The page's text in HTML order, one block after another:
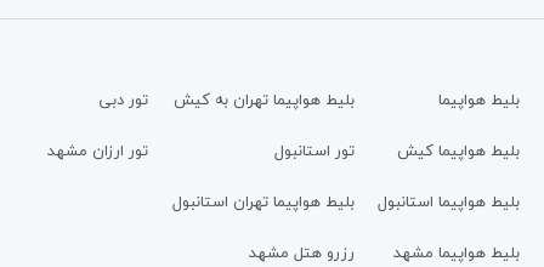
بلیط هواپیما
بلیط هواپیما کیش
بلیط هواپیما استانبول
بلیط هواپیما مشهد
بلیط هواپیما تهران به کیش
تور استانبول
بلیط هواپیما تهران استانبول
رزرو هتل مشهد
تور دبی
تور ارزان مشهد